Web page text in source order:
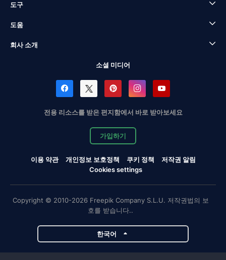
도구
도움
회사 소개
소셜 미디어
전용 리소스를 받은 편지함에서 바로 받아보세요
가입하기
이용 약관 개인정보 보호정책 쿠키 정책
저작권 알림
Cookies settings
Copyright © 2010-2026 Freepik Company S.L.U. 저작권법의 보
호를 받습니다..
한국어